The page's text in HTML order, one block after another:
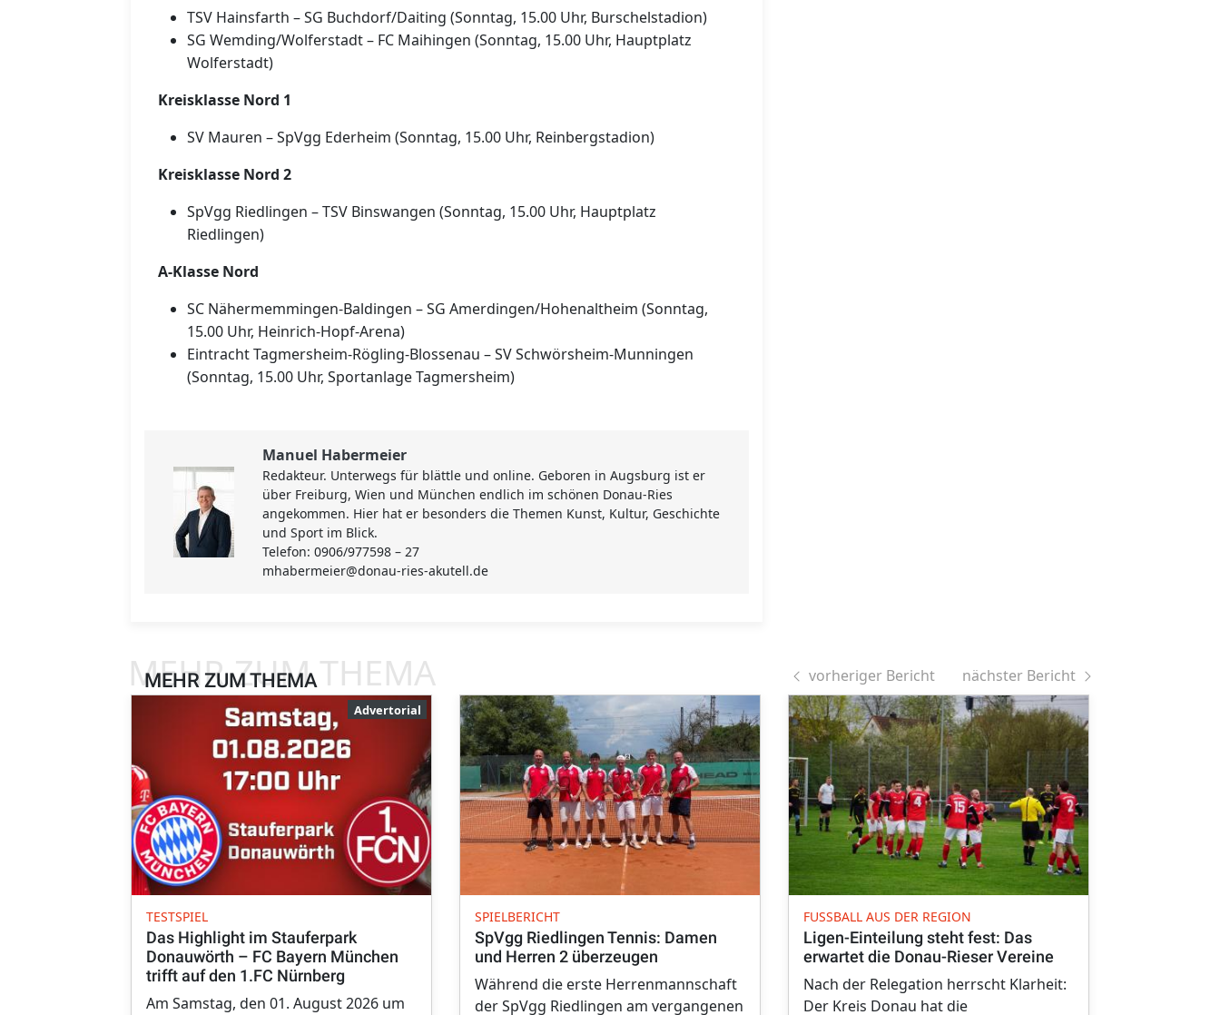
TSV Hainsfarth – SG Buchdorf/Daiting (Sonntag, 15.00 Uhr, Burschelstadion)
SG Wemding/Wolferstadt – FC Maihingen (Sonntag, 15.00 Uhr, Hauptplatz
Wolferstadt)
Kreisklasse Nord 1
SV Mauren – SpVgg Ederheim (Sonntag, 15.00 Uhr, Reinbergstadion)
Kreisklasse Nord 2
SpVgg Riedlingen – TSV Binswangen (Sonntag, 15.00 Uhr, Hauptplatz
Riedlingen)
A-Klasse Nord
SC Nähermemmingen-Baldingen – SG Amerdingen/Hohenaltheim (Sonntag,
15.00 Uhr, Heinrich-Hopf-Arena)
Eintracht Tagmersheim-Rögling-Blossenau – SV Schwörsheim-Munningen
(Sonntag, 15.00 Uhr, Sportanlage Tagmersheim)
Manuel Habermeier
Redakteur. Unterwegs für blättle und online. Geboren in Augsburg ist er
über Freiburg, Wien und München endlich im schönen Donau-Ries
angekommen. Hier hat er besonders die Themen Kunst, Kultur, Geschichte
und Sport im Blick.
Telefon: 0906/977598 – 27
mhabermeier@donau-ries-akutell.de
MEHR ZUM THEMA
MEHR ZUM THEMA vorheriger Bericht nächster Bericht
Advertorial
TESTSPIEL
Das Highlight im Stauferpark
Donauwörth – FC Bayern München
trifft auf den 1.FC Nürnberg
Am Samstag, den 01. August 2026 um
SPIELBERICHT
SpVgg Riedlingen Tennis: Damen
und Herren 2 überzeugen
Während die erste Herrenmannschaft
der SpVgg Riedlingen am vergangenen
FUSSBALL AUS DER REGION
Ligen-Einteilung steht fest: Das
erwartet die Donau-Rieser Vereine
Nach der Relegation herrscht Klarheit:
Der Kreis Donau hat die